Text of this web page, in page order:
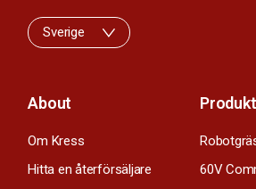
About
Om Kress
Hitta en återförsäljare
60V
Sverige